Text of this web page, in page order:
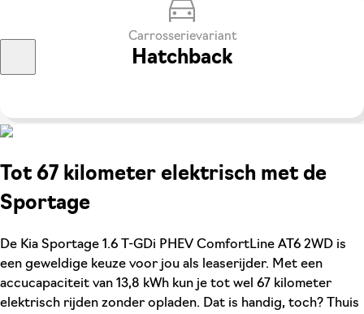
Carrosserievariant
Hatchback
Tot 67 kilometer elektrisch met de
Sportage
De Kia Sportage 1.6 T-GDi PHEV ComfortLine AT6 2WD is
een geweldige keuze voor jou als leaserijder. Met een
accucapaciteit van 13,8 kWh kun je tot wel 67 kilometer
elektrisch rijden zonder opladen. Dat is handig, toch? Thuis